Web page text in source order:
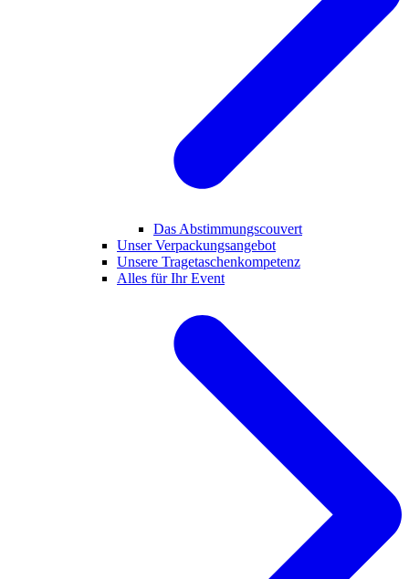
Das Abstimmungscouvert
Unser Verpackungsangebot
Unsere Tragetaschenkompetenz
Alles für Ihr Event